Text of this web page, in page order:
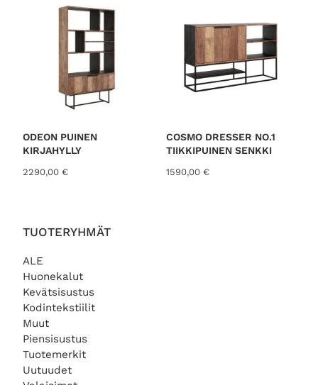
TUOTERYHMÄT
ALE
Huonekalut
Kevätsisustus
Kodintekstiilit
Muut
Piensisustus
Tuotemerkit
Uutuudet
ODEON PUINEN
KIRJAHYLLY
2290,00 €
COSMO DRESSER NO.1
TIIKKIPUINEN SENKKI
1590,00 €